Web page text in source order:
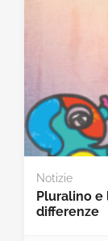
Notizie
Pluralino
differenze